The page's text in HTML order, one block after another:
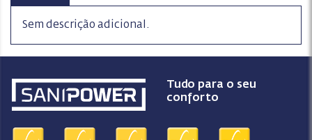
Sem descrição adicional.
Tudo para o seu
conforto